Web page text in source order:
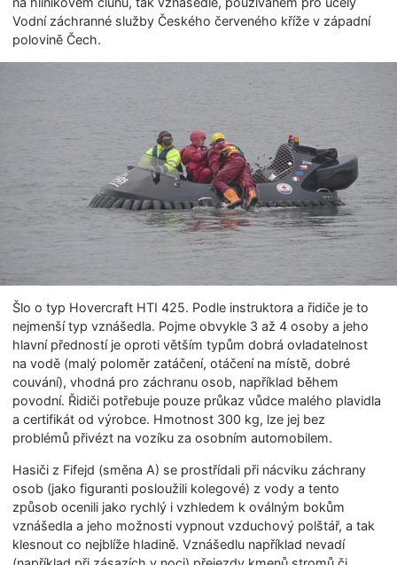
Vodní záchranné služby Českého červeného kříže v západní
polovině Čech.
Šlo o typ Hovercraft HTI 425. Podle instruktora a řidiče je to
nejmenší typ vznášedla. Pojme obvykle 3 až 4 osoby a jeho
hlavní předností je oproti větším typům dobrá ovladatelnost
na vodě (malý poloměr zatáčení, otáčení na místě, dobré
couvání), vhodná pro záchranu osob, například během
povodní. Řidiči potřebuje pouze průkaz vůdce malého plavidla
a certifikát od výrobce. Hmotnost 300 kg, lze jej bez
problémů přivézt na vozíku za osobním automobilem.
Hasiči z Fifejd (směna A) se prostřídali při nácviku záchrany
osob (jako figuranti posloužili kolegové) z vody a tento
způsob ocenili jako rychlý i vzhledem k oválným bokům
vznášedla a jeho možnosti vypnout vzduchový polštář, a tak
klesnout co nejblíže hladině. Vznášedlu například nevadí